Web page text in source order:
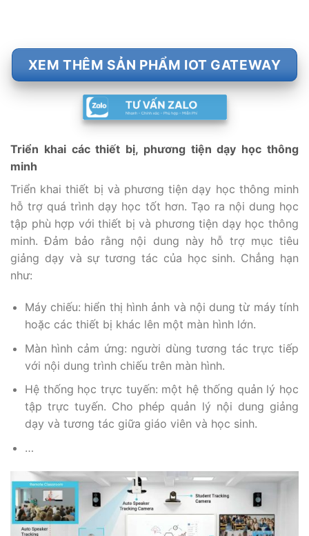
XEM THÊM SẢN PHẨM IOT GATEWAY
Triển khai các thiết bị, phương tiện dạy học thông
minh
Triển khai thiết bị và phương tiện dạy học thông minh
hỗ trợ quá trình dạy học tốt hơn. Tạo ra nội dung học
tập phù hợp với thiết bị và phương tiện dạy học thông
minh. Đảm bảo rằng nội dung này hỗ trợ mục tiêu
giảng dạy và sự tương tác của học sinh. Chẳng hạn
như:
Máy chiếu: hiển thị hình ảnh và nội dung từ máy tính
hoặc các thiết bị khác lên một màn hình lớn.
Màn hình cảm ứng: người dùng tương tác trực tiếp
với nội dung trình chiếu trên màn hình.
Hệ thống học trực tuyến: một hệ thống quản lý học
tập trực tuyến. Cho phép quản lý nội dung giảng
dạy và tương tác giữa giáo viên và học sinh.
…